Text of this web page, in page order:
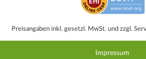
Preisangaben inkl. gesetzl. MwSt. und zzgl.
Impressum